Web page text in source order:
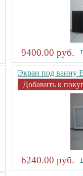
9400.00 руб.
Экран под ванну
Добавить к
6240.00 руб.